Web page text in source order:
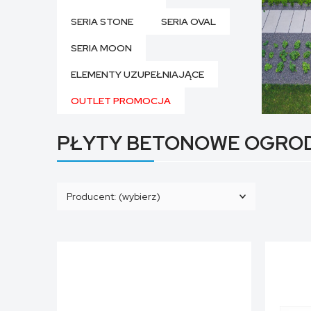
SERIA STONE SERIA OVAL
SERIA MOON
ELEMENTY UZUPEŁNIAJĄCE
OUTLET PROMOCJA
PŁYTY BETONOWE
Producent: (wybierz)